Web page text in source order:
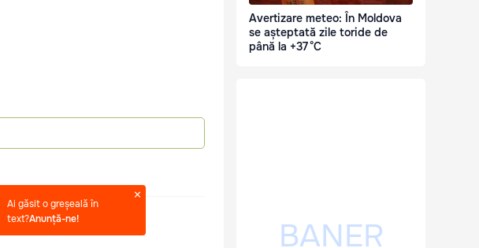
Ai găsit o greșeală în
text?Anunță-ne!
Avertizare meteo: În Moldova
se așteptată zile toride de
până la +37 °C